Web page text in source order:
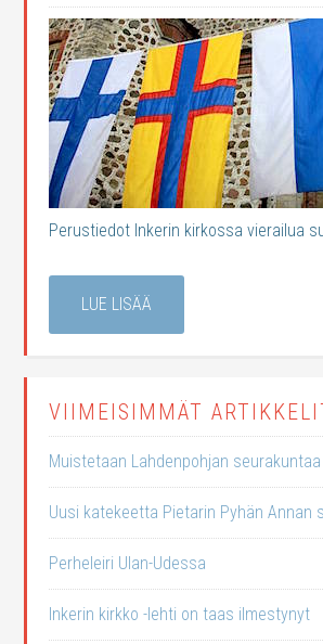
Perustiedot Inkerin kirkossa vierailua
LUE LISÄÄ
VIIMEISIMMÄT
Muistetaan Lahdenpohjan seurakuntaa
Uusi katekeetta Pietarin Pyhän Annan
Perheleiri Ulan-Udessa
Inkerin kirkko -lehti on taas ilmestynyt